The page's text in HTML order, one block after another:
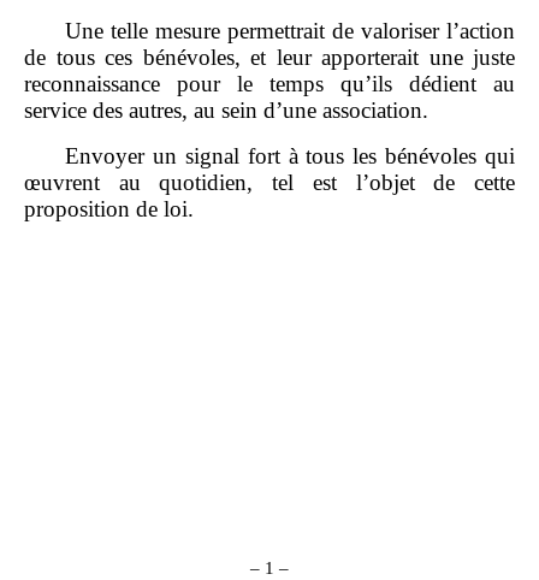
Une telle mesure permettrait de valoriser l’action
de tous ces bénévoles, et leur apporterait une juste
reconnaissance pour le temps qu’ils dédient au
service des autres, au sein d’une association.
Envoyer un signal fort à tous les bénévoles qui
œuvrent au quotidien, tel est l’objet de cette
proposition de loi.
– 1 –